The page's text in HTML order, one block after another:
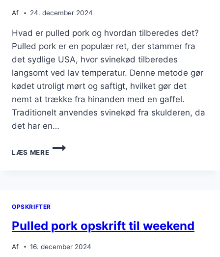
Af 24. december 2024
Hvad er pulled pork og hvordan tilberedes det?
Pulled pork er en populær ret, der stammer fra
det sydlige USA, hvor svinekød tilberedes
langsomt ved lav temperatur. Denne metode gør
kødet utroligt mørt og saftigt, hvilket gør det
nemt at trække fra hinanden med en gaffel.
Traditionelt anvendes svinekød fra skulderen, da
det har en…
LÆS MERE
PULLED
PORK
OPSKRIFTER
Pulled pork opskrift til weekend
Af 16. december 2024